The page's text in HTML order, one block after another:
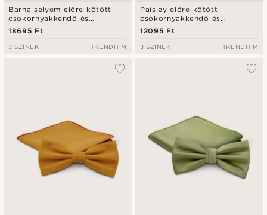
Barna selyem előre kötött
csokornyakkendő és
díszzsebkendő szett
18695 Ft
3 SZÍNEK TRENDHIM
Paisley előre kötött
csokornyakkendő és
díszzsebkendő szett
12095 Ft
3 SZÍNEK TRENDHIM